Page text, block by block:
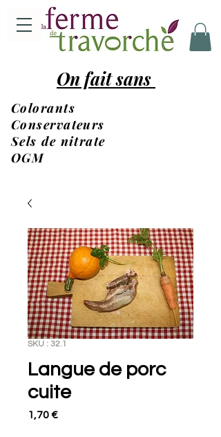
Colorants
Conservateurs
Sels de nitrate
OGM
On fait sans
SKU : 32.1
Langue de porc
cuite
1,70 €Prix